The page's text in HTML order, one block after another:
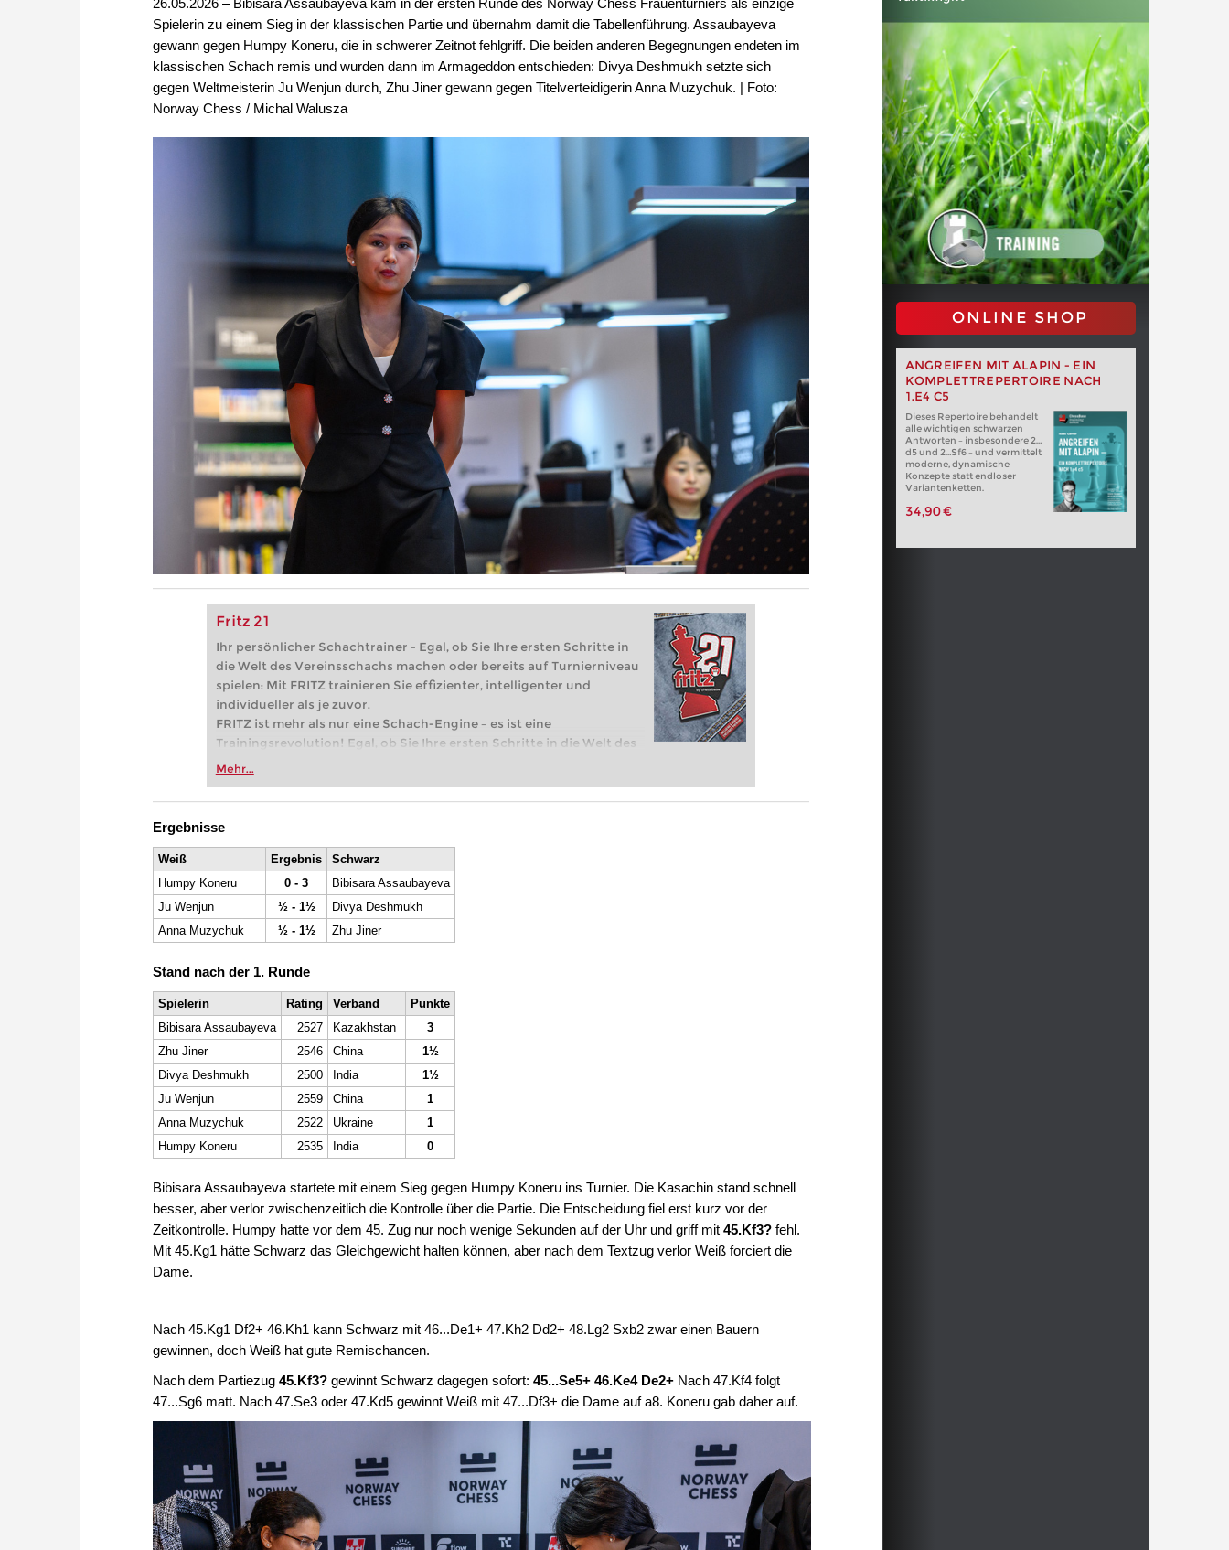
Spielerin zu einem Sieg in der klassischen Partie und übernahm damit die Tabellenführung. Assaubayeva
gewann gegen Humpy Koneru, die in schwerer Zeitnot fehlgriff. Die beiden anderen Begegnungen endeten im
klassischen Schach remis und wurden dann im Armageddon entschieden: Divya Deshmukh setzte sich
gegen Weltmeisterin Ju Wenjun durch, Zhu Jiner gewann gegen Titelverteidigerin Anna Muzychuk. | Foto:
Norway Chess / Michal Walusza
Fritz 21
Ihr persönlicher Schachtrainer - Egal, ob Sie Ihre ersten Schritte in
die Welt des Vereinsschachs machen oder bereits auf Turnierniveau
spielen: Mit FRITZ trainieren Sie effizienter, intelligenter und
individueller als je zuvor.
FRITZ ist mehr als nur eine Schach-Engine – es ist eine
Trainingsrevolution! Egal, ob Sie Ihre ersten Schritte in die Welt des
Vereinsschachs machen oder bereits auf Turnierniveau spielen: Mit
zuvor.
Mehr...
ONLINE SHOP
ANGREIFEN MIT ALAPIN - EIN
KOMPLETTREPERTOIRE NACH
1.E4 C5
Dieses Repertoire behandelt
alle wichtigen schwarzen
Antworten – insbesondere 2…
d5 und 2…Sf6 – und vermittelt
moderne, dynamische
Konzepte statt endloser
Variantenketten.
34,90 €
Ergebnisse
Weiß Ergebnis
Schwarz
Humpy Koneru
0 - 3
Bibisara Assaubayeva
Ju Wenjun
½ - 1½
Divya Deshmukh
Anna Muzychuk
½ - 1½ Zhu Jiner
Stand nach der 1. Runde
Spielerin Rating Verband
Punkte
Bibisara Assaubayeva
2527 Kazakhstan
3
Zhu Jiner
2546 China
1½
Divya Deshmukh
2500 India
1½
Ju Wenjun
2559 China
1
Anna Muzychuk
2522 Ukraine
1
Humpy Koneru
2535 India 0
Bibisara Assaubayeva startete mit einem Sieg gegen Humpy Koneru ins Turnier. Die Kasachin stand schnell
besser, aber verlor zwischenzeitlich die Kontrolle über die Partie. Die Entscheidung fiel erst kurz vor der
Zeitkontrolle. Humpy hatte vor dem 45. Zug nur noch wenige Sekunden auf der Uhr und griff mit 45.Kf3? fehl.
Mit 45.Kg1 hätte Schwarz das Gleichgewicht halten können, aber nach dem Textzug verlor Weiß forciert die
Dame.
Nach 45.Kg1 Df2+ 46.Kh1 kann Schwarz mit 46...De1+ 47.Kh2 Dd2+ 48.Lg2 Sxb2 zwar einen Bauern
gewinnen, doch Weiß hat gute Remischancen.
Nach dem Partiezug 45.Kf3? gewinnt Schwarz dagegen sofort: 45...Se5+ 46.Ke4 De2+ Nach 47.Kf4 folgt
47...Sg6 matt. Nach 47.Se3 oder 47.Kd5 gewinnt Weiß mit 47...Df3+ die Dame auf a8. Koneru gab daher auf.